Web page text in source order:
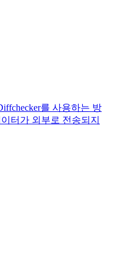
를 사용하는 방
터가 외부로 전송되지